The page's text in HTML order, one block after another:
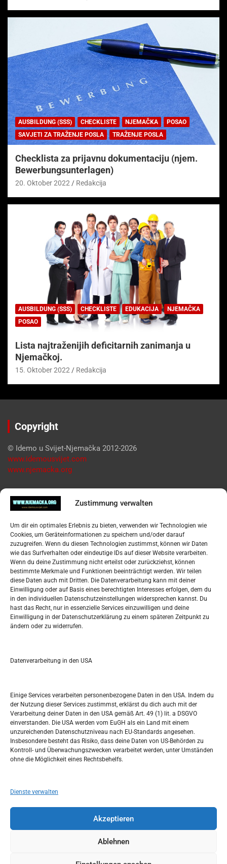
Zustimmung verwalten
Um dir ein optimales Erlebnis zu bieten, verwenden wir Technologien wie
Cookies, um Geräteinformationen zu speichern und/oder darauf
zuzugreifen. Wenn du diesen Technologien zustimmst, können wir Daten
wie das Surfverhalten oder eindeutige IDs auf dieser Website verarbeiten.
Wenn du deine Zustimmung nicht erteilst oder zurückziehst, können
bestimmte Merkmale und Funktionen beeinträchtigt werden. Wir teilen
diese Daten auch mit Dritten. Die Datenverarbeitung kann mit deiner
Einwilligung oder auf Basis eines berechtigten Interesses erfolgen, dem du
in den individuellen Datenschutzeinstellungen widersprechen kannst. Du
hast das Recht, nur in essenzielle Services einzuwilligen und deine
Einwilligung in der Datenschutzerklärung zu einem späteren Zeitpunkt zu
ändern oder zu widerrufen.
Datenverarbeitung in den USA
Einige Services verarbeiten personenbezogene Daten in den USA. Indem du
der Nutzung dieser Services zustimmst, erklärst du dich auch mit der
Verarbeitung deiner Daten in den USA gemäß Art. 49 (1) lit. a DSGVO
einverstanden. Die USA werden vom EuGH als ein Land mit einem
unzureichenden Datenschutzniveau nach EU-Standards angesehen.
Insbesondere besteht das Risiko, dass deine Daten von US-Behörden zu
Kontroll- und Überwachungszwecken verarbeitet werden, unter Umständen
ohne die Möglichkeit eines Rechtsbehelfs.
Dienste verwalten
Akzeptieren
Ablehnen
AUSBILDUNG (SSS) CHECKLISTE NJEMAČKA
POSAO
SAVJETI ZA TRAŽENJE POSLA
TRAŽENJE POSLA
Checklista za prijavnu dokumentaciju (njem.
Bewerbungsunterlagen)
20. Oktober 2022 Redakcija
AUSBILDUNG (SSS) CHECKLISTE EDUKACIJA
NJEMAČKA
POSAO
Lista najtraženijih deficitarnih zanimanja u
Njemačkoj.
15. Oktober 2022 Redakcija
Copyright
© Idemo u Svijet-Njemačka 2012-2026
www.idemousvijet.com
www.njemacka.org
Pregled
Datenschutzerklärung
Widerufsbelehrung
Oglašavanje / Postavite svoj oglas
Tko je “Idemo u Svijet – Njemačka?
Pretražite stranicu:
S
SEPTEMBER 2022
M D M D F S
1 2 3
5 6 7 8 9 10 11
19 20
26 27 28 29 30
« Aug. Okt. »